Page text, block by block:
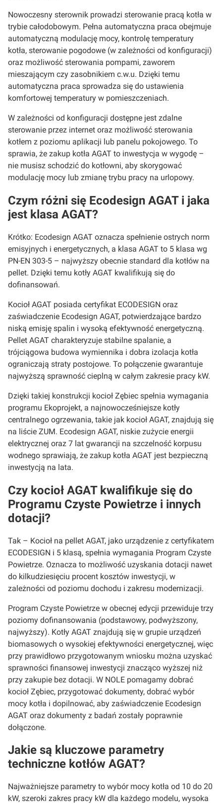
Nowoczesny sterownik prowadzi sterowanie pracą kotła w
trybie całodobowym. Pełna automatyczna praca obejmuje
automatyczną modulację mocy, kontrolę temperatury
kotła, sterowanie pogodowe (w zależności od konfiguracji)
oraz możliwość sterowania pompami, zaworem
mieszającym czy zasobnikiem c.w.u. Dzięki temu
automatyczna praca sprowadza się do ustawienia
komfortowej temperatury w pomieszczeniach.
W zależności od konfiguracji dostępne jest zdalne
sterowanie przez internet oraz możliwość sterowania
kotłem z poziomu aplikacji lub panelu pokojowego. To
sprawia, że zakup kotła AGAT to inwestycja w wygodę –
nie musisz schodzić do kotłowni, aby skorygować
modulację mocy lub zmianę trybu pracy na urlopowy.
Czym różni się Ecodesign AGAT i jaka
jest klasa AGAT?
Krótko: Ecodesign AGAT oznacza spełnienie ostrych norm
emisyjnych i energetycznych, a klasa AGAT to 5 klasa wg
PN-EN 303-5 – najwyższy obecnie standard dla kotłów na
pellet. Dzięki temu kotły AGAT kwalifikują się do
dofinansowań.
Kocioł AGAT posiada certyfikat ECODESIGN oraz
zaświadczenie Ecodesign AGAT, potwierdzające bardzo
niską emisję spalin i wysoką efektywność energetyczną.
Pellet AGAT charakteryzuje stabilne spalanie, a
trójciągowa budowa wymiennika i dobra izolacja kotła
ograniczają straty postojowe. To połączenie gwarantuje
najwyższą sprawność cieplną w całym zakresie pracy kW.
Dzięki takiej konstrukcji kocioł Zębiec spełnia wymagania
programu Ekoprojekt, a najnowocześniejsze kotły
centralnego ogrzewania, takie jak kocioł AGAT, znajdują się
na liście ZUM. Ecodesign AGAT, niskie zużycie energii
elektrycznej oraz 7 lat gwarancji na szczelność korpusu
wodnego sprawiają, że zakup kotła AGAT jest bezpieczną
inwestycją na lata.
Czy kocioł AGAT kwalifikuje się do
Programu Czyste Powietrze i innych
dotacji?
Tak – Kocioł na pellet AGAT, jako urządzenie z certyfikatem
ECODESIGN i 5 klasą, spełnia wymagania Program Czyste
Powietrze. Oznacza to możliwość uzyskania dotacji nawet
do kilkudziesięciu procent kosztów inwestycji, w
zależności od poziomu dochodu i zakresu modernizacji.
Program Czyste Powietrze w obecnej edycji przewiduje trzy
poziomy dofinansowania (podstawowy, podwyższony,
najwyższy). Kotły AGAT znajdują się w grupie urządzeń
biomasowych o wysokiej efektywności energetycznej, więc
przy prawidłowo przygotowanym wniosku można uzyskać
sprawności finansowej inwestycji znacząco wyższej niż
przy zakupie bez dotacji. W NOLE pomagamy dobrać
kocioł Zębiec, przygotować dokumenty, dobrać wybór
mocy kotła i dopilnować, aby zaświadczenie Ecodesign
AGAT oraz dokumenty z badań zostały poprawnie
dołączone.
Jakie są kluczowe parametry
techniczne kotłów AGAT?
Najważniejsze parametry to wybór mocy kotła od 10 do 20
kW, szeroki zakres pracy kW dla każdego modelu, wysoka